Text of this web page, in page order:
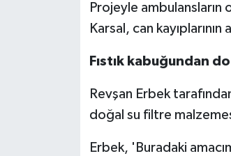
Projeyle ambulansların
Karsal, can kayıplarının
Fıstık kabuğundan
Revşan Erbek
doğal su filtre
Erbek, 'Buradaki